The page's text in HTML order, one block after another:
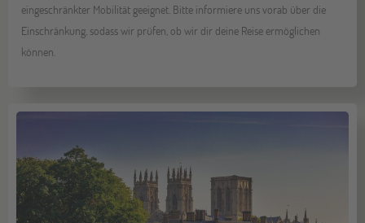
eingeschränkter Mobilität geeignet. Bitte informiere uns vorab über die
Einschränkung, sodass wir prüfen, ob wir dir deine Reise ermöglichen
können.